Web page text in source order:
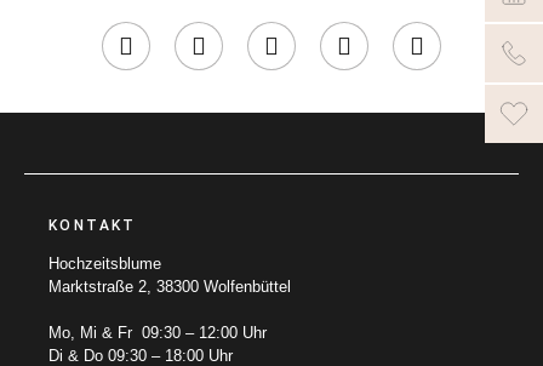
KONTAKT
Hochzeitsblume
Marktstraße 2, 38300 Wolfenbüttel
Mo, Mi & Fr 09:30 – 12:00 Uhr
Di & Do 09:30 – 18:00 Uhr